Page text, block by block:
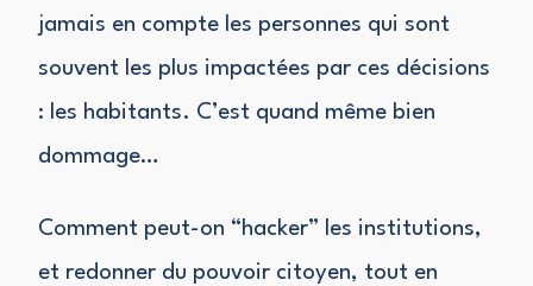
jamais en compte les personnes qui sont
souvent les plus impactées par ces décisions
: les habitants. C’est quand même bien
dommage…
Comment peut-on “hacker” les institutions,
et redonner du pouvoir citoyen, tout en